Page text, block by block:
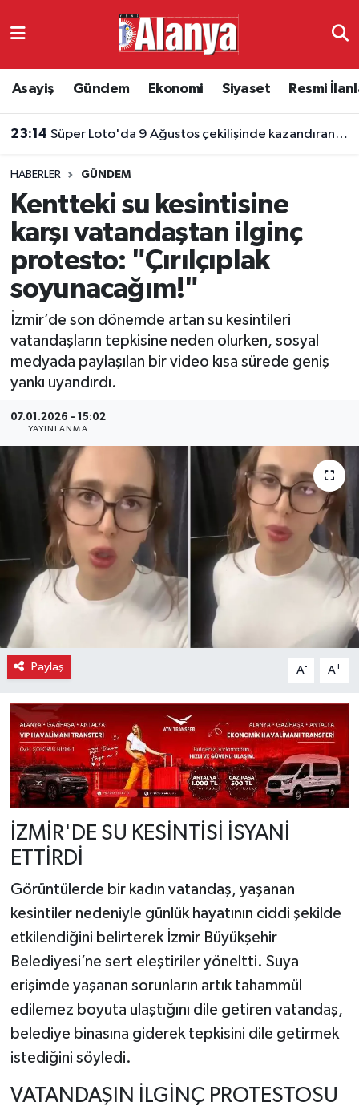
Asayiş Gündem Ekonomi Siyaset Resmi
23:14 Süper Loto'da 9 Ağustos çekilişinde kazandıran numaralar belli oldu
HABERLER GÜNDEM
Kentteki su kesintisine
karşı vatandaştan ilginç
protesto: "Çırılçıplak
soyunacağım!"
İzmir’de son dönemde artan su kesintileri
vatandaşların tepkisine neden olurken, sosyal
medyada paylaşılan bir video kısa sürede geniş
yankı uyandırdı.
07.01.2026 - 15:02
YAYINLANMA
Paylaş A- A+
İZMİR'DE SU KESİNTİSİ İSYANİ
ETTİRDİ
Görüntülerde bir kadın vatandaş, yaşanan
kesintiler nedeniyle günlük hayatının ciddi şekilde
etkilendiğini belirterek İzmir Büyükşehir
Belediyesi’ne sert eleştiriler yöneltti. Suya
erişimde yaşanan sorunların artık tahammül
edilemez boyuta ulaştığını dile getiren vatandaş,
belediye binasına giderek tepkisini dile getirmek
istediğini söyledi.
VATANDAŞIN İLGİNÇ PROTESTOSU
Ekonomi
Resmi İlanlar
Alanyaspor
Turizm
E-Gazete
Antalya Namaz Vakitleri
Süper Lig Puan Durumu ve Fikstür
Tüm Manşetler
Son Dakika Haberleri
Haber Arşivi